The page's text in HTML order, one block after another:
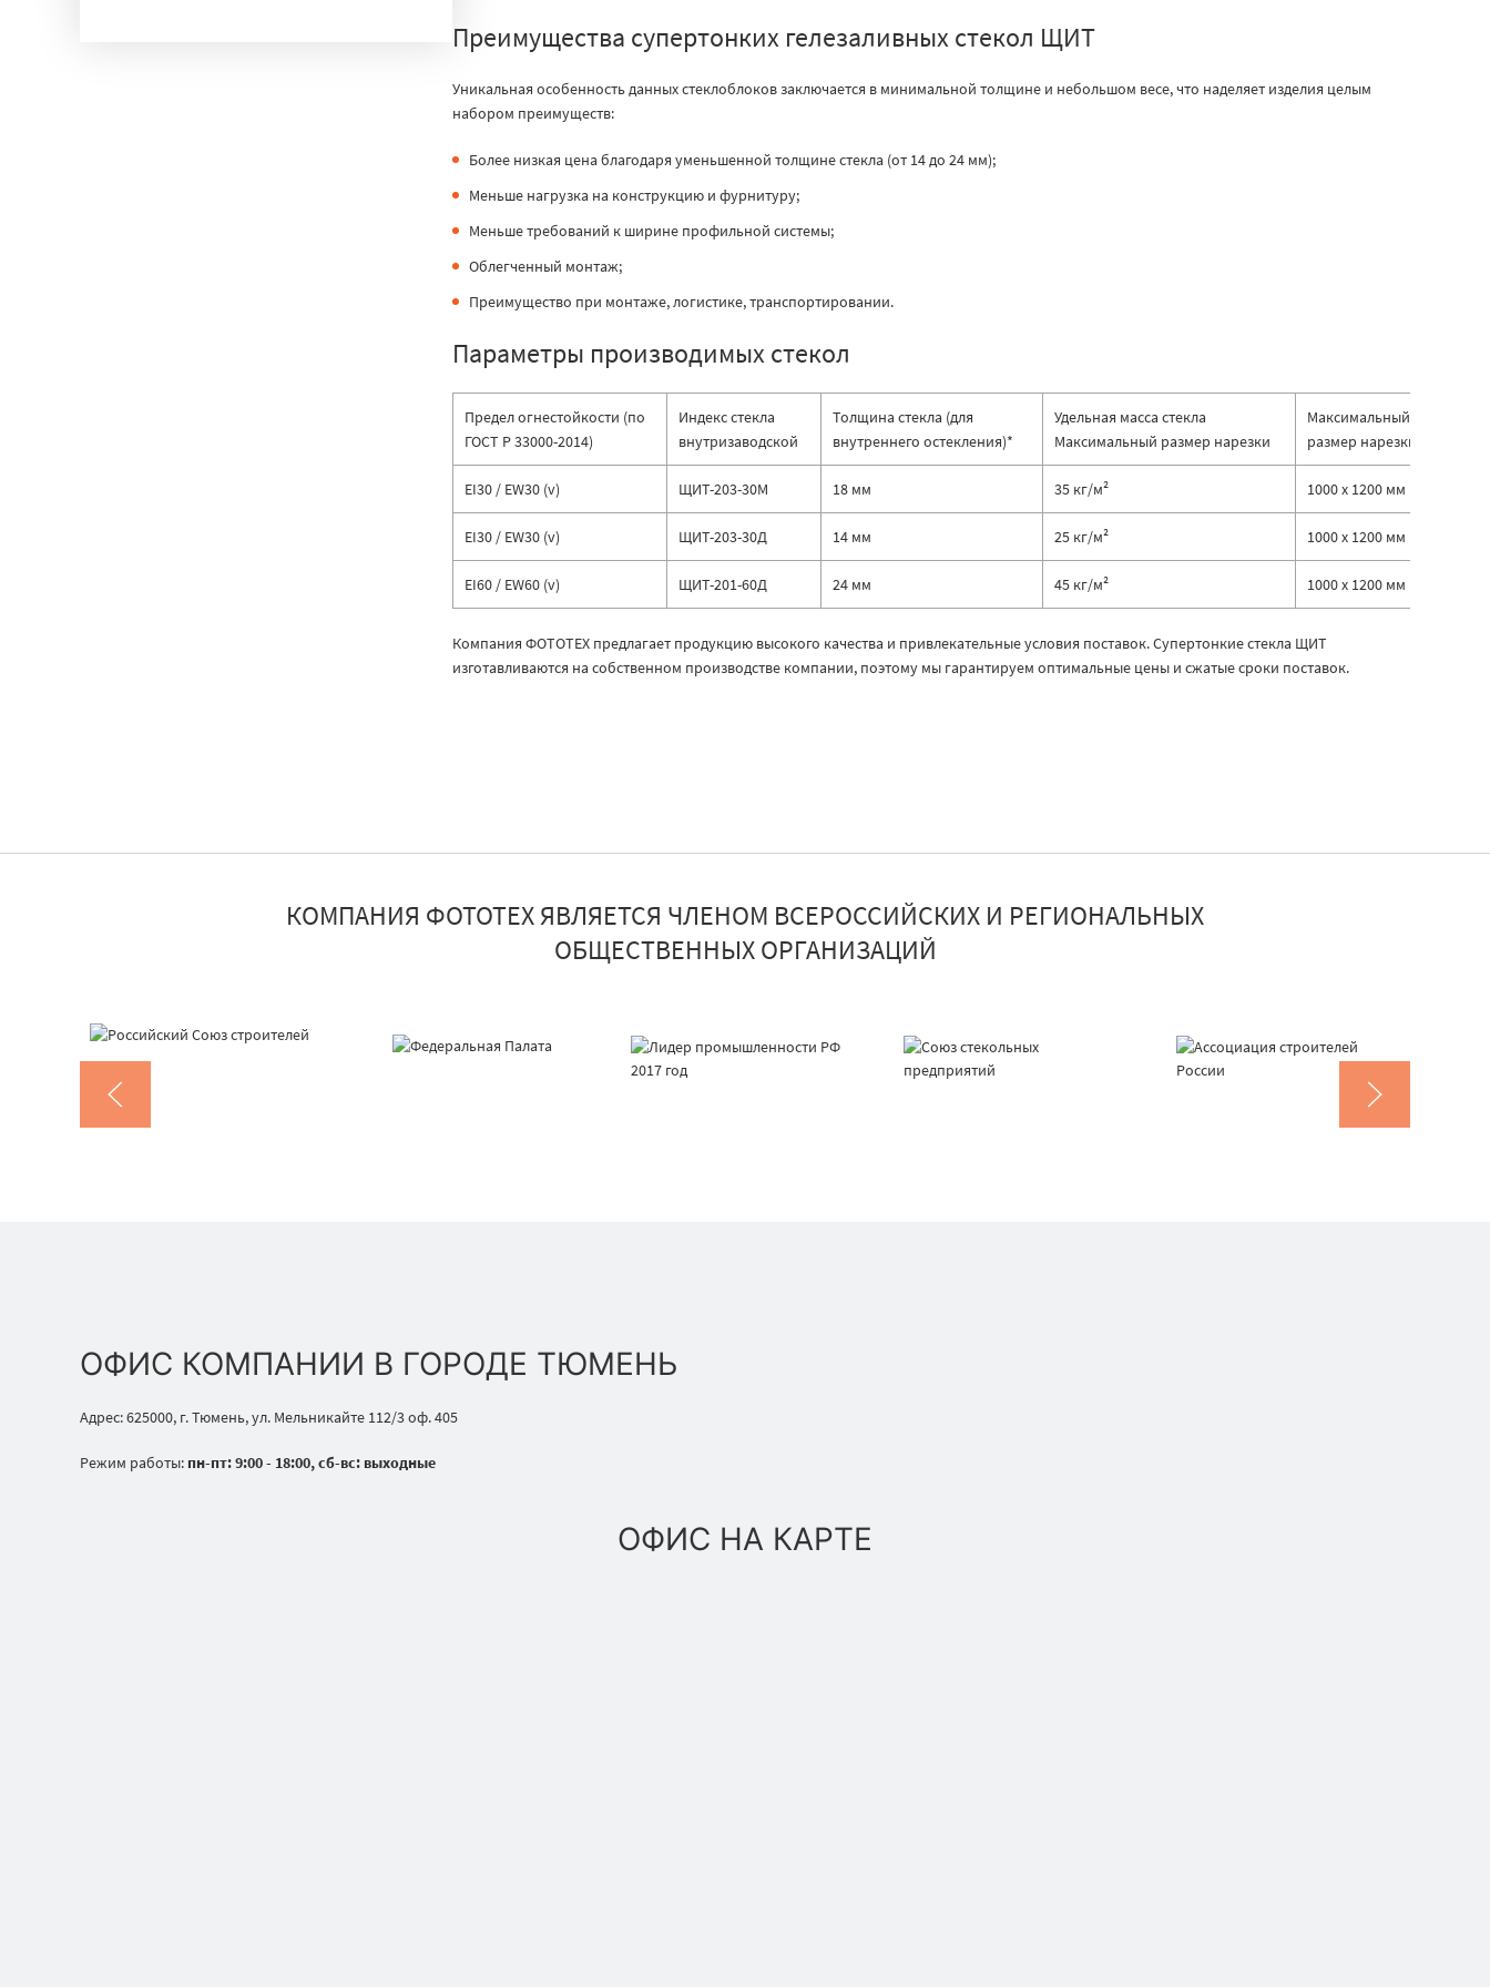
Преимущества супертонких гелезаливных стекол ЩИТ
Уникальная особенность данных стеклоблоков заключается в минимальной толщине и небольшом весе, что наделяет изделия целым
набором преимуществ:
Более низкая цена благодаря уменьшенной толщине стекла (от 14 до 24 мм);
Меньше нагрузка на конструкцию и фурнитуру;
Меньше требований к ширине профильной системы;
Облегченный монтаж;
Преимущество при монтаже, логистике, транспортировании.
Параметры производимых стекол
Предел огнестойкости (по
ГОСТ Р 33000-2014)
Индекс стекла
внутризаводской
Толщина стекла (для
внутреннего остекления)*
Удельная масса стекла
Максимальный размер нарезки
Максимальный
размер нарезки
EI30 / EW30 (v) ЩИТ-203-30М 18 мм 35 кг/м² 1000 х 1200 мм
EI30 / EW30 (v) ЩИТ-203-30Д 14 мм 25 кг/м² 1000 х 1200 мм
EI60 / EW60 (v) ЩИТ-201-60Д 24 мм 45 кг/м² 1000 х 1200 мм
Компания ФОТОТЕХ предлагает продукцию высокого качества и привлекательные условия поставок. Супертонкие стекла ЩИТ
изготавливаются на собственном производстве компании, поэтому мы гарантируем оптимальные цены и сжатые сроки поставок.
КОМПАНИЯ ФОТОТЕХ ЯВЛЯЕТСЯ ЧЛЕНОМ ВСЕРОССИЙСКИХ И РЕГИОНАЛЬНЫХ
ОБЩЕСТВЕННЫХ ОРГАНИЗАЦИЙ
ОФИС КОМПАНИИ В ГОРОДЕ ТЮМЕНЬ
Адрес: 625000, г. Тюмень, ул. Мельникайте 112/3 оф. 405
Режим работы: пн-пт: 9:00 - 18:00, сб-вс: выходные
ОФИС НА КАРТЕ